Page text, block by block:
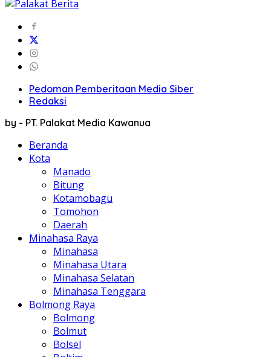
Pedoman Pemberitaan Media Siber
Redaksi
by - PT. Palakat Media Kawanua
Beranda
Kota
Manado
Bitung
Kotamobagu
Tomohon
Daerah
Minahasa Raya
Minahasa
Minahasa Utara
Minahasa Selatan
Minahasa Tenggara
Bolmong Raya
Bolmong
Bolmut
Bolsel